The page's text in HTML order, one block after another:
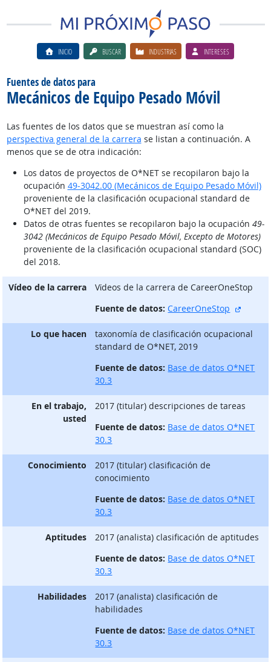
INICIO BUSCAR INDUSTRIAS INTERESES
Fuentes de datos para
Mecánicos de Equipo Pesado Móvil
Las fuentes de los datos que se muestran así como la
perspectiva general de la carrera se listan a continuación. A
menos que se de otra indicación:
Los datos de proyectos de O*NET se recopilaron bajo la
ocupación 49-3042.00 (Mecánicos de Equipo Pesado Móvil)
proveniente de la clasificación ocupacional standard de
O*NET del 2019.
Datos de otras fuentes se recopilaron bajo la ocupación 49-
3042 (Mecánicos de Equipo Pesado Móvil, Excepto de Motores)
proveniente de la clasificación ocupacional standard (SOC)
del 2018.
Vídeo de la carrera
Vίdeos de la carrera de CareerOneStop
Fuente de datos: CareerOneStop
Lo que hacen
taxonomía de clasificación ocupacional
standard de O*NET, 2019
Fuente de datos: Base de datos O*NET
30.3
En el trabajo,
usted
2017 (titular) descripciones de tareas
Fuente de datos: Base de datos O*NET
30.3
Conocimiento
2017 (titular) clasificación de
conocimiento
Fuente de datos: Base de datos O*NET
30.3
Aptitudes
2017 (analista) clasificación de aptitudes
Fuente de datos: Base de datos O*NET
30.3
Habilidades
2017 (analista) clasificación de
habilidades
Fuente de datos: Base de datos O*NET
30.3